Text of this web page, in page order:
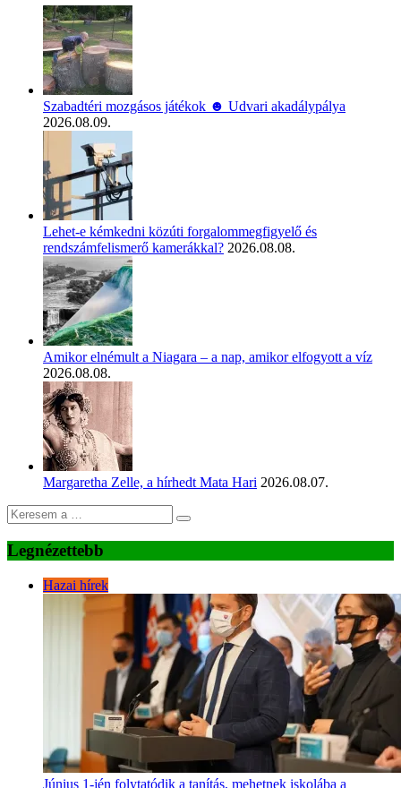
Szabadtéri mozgásos játékok ☻ Udvari akadálypálya
2026.08.09.
Lehet-e kémkedni közúti forgalommegfigyelő és
rendszámfelismerő kamerákkal? 2026.08.08.
Amikor elnémult a Niagara – a nap, amikor elfogyott a víz
2026.08.08.
Margaretha Zelle, a hírhedt Mata Hari 2026.08.07.
Legnézettebb
Hazai hírek
Június 1-jén folytatódik a tanítás, mehetnek iskolába a